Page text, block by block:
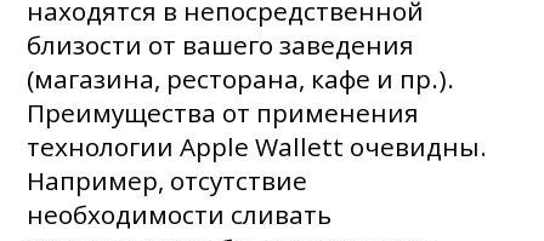
находятся в непосредственной
близости от вашего заведения
(магазина, ресторана, кафе и пр.).
Преимущества от применения
технологии Apple Wallett очевидны.
Например, отсутствие
необходимости сливать